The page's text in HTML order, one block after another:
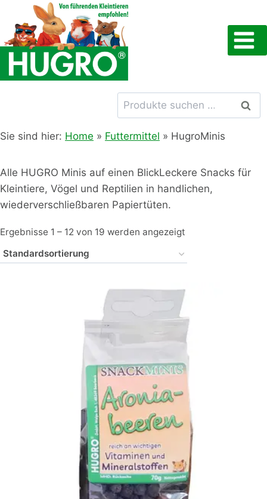
Inhalt
springen
Suchen
nach:
Sie sind hier: Home » Futtermittel » HugroMinis
Alle HUGRO Minis auf einen BlickLeckere Snacks für
Kleintiere, Vögel und Reptilien in handlichen,
wiederverschließbaren Papiertüten.
Ergebnisse 1 – 12 von 19 werden angezeigt